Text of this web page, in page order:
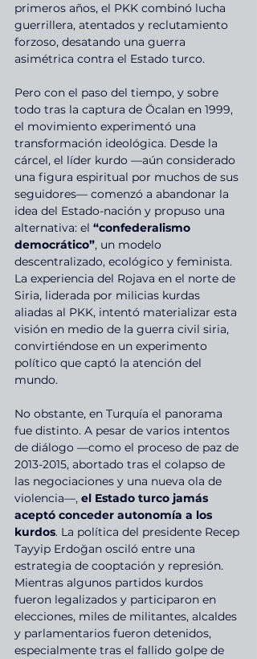
primeros años, el PKK combinó lucha
guerrillera, atentados y reclutamiento
forzoso, desatando una guerra
asimétrica contra el Estado turco.
Pero con el paso del tiempo, y sobre
todo tras la captura de Öcalan en 1999,
el movimiento experimentó una
transformación ideológica. Desde la
cárcel, el líder kurdo —aún considerado
una figura espiritual por muchos de sus
seguidores— comenzó a abandonar la
idea del Estado-nación y propuso una
alternativa: el “confederalismo
democrático”, un modelo
descentralizado, ecológico y feminista.
La experiencia del Rojava en el norte de
Siria, liderada por milicias kurdas
aliadas al PKK, intentó materializar esta
visión en medio de la guerra civil siria,
convirtiéndose en un experimento
político que captó la atención del
mundo.
No obstante, en Turquía el panorama
fue distinto. A pesar de varios intentos
de diálogo —como el proceso de paz de
2013-2015, abortado tras el colapso de
las negociaciones y una nueva ola de
violencia—, el Estado turco jamás
aceptó conceder autonomía a los
kurdos. La política del presidente Recep
Tayyip Erdoğan osciló entre una
estrategia de cooptación y represión.
Mientras algunos partidos kurdos
fueron legalizados y participaron en
elecciones, miles de militantes, alcaldes
y parlamentarios fueron detenidos,
especialmente tras el fallido golpe de